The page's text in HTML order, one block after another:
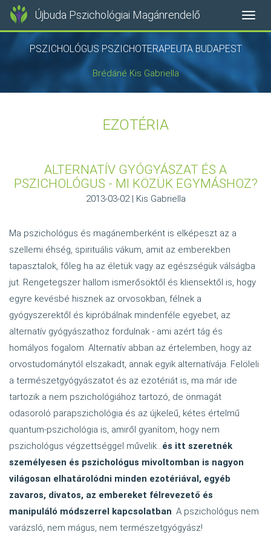
Ugrás
tartalomra
Újbuda Pszichológiai Magánrendelő
PSZICHOLÓGUS PSZICHOTERAPEUTA BUDAPEST
Brédáné Kis Gabriella
EZOTÉRIA
ALTERNATÍV GYÓGYÁSZAT ÉS A
PSZICHOLÓGUS - MI KÖZÜK EGYMÁSHOZ?
2013-03-02 | Kis Gabriella
Ma pszichológus és magánemberként is elképeszt az a
szellemi éhség, spirituális vákum, amit az emberekben
tapasztalok, főleg ha az életük vagy az egészségük válságba
jut. Rengetegszer hallom ismerősöktől és kliensektől is, hogy
egyre kevésbé hisznek az orvosokban, félnek a
gyógyszerektől és kipróbálnak mindenféle egyebet, az
alternatív gyógyászathoz fordulnak - ami azért tág és
homályos fogalom. Alternatív abban az értelemben, hogy az
orvostudománytól elszakadt, annak egyik alternatívája. Felöleli
a természetgyógyászatot és az ezotériát is, ma már ide
tartozik a nem pszichológiához tartozó, de önmagát
odasoroló parapszichológia és az újkeleű, kétes értelmű
quantum-pszichológia is, amiről gyanítom, hogy nem
pszichológus végzettséggel művelik…és itt szeretnék
személyesen és pszichológus mivoltomban is nagyon
világosan elhatárolódni minden ezotériával, egyéb
zavaros, divatos, az embereket félrevezető és
manipuláló módszerrel kapcsolatban. A pszichológus nem
varázsló, nem mágus, nem természetgyógyász!